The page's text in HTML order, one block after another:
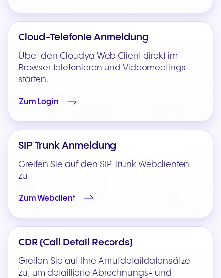
Cloud-Telefonie Anmeldung
Über den Cloudya Web Client direkt im
Browser telefonieren und Videomeetings
starten.
Zum Login
SIP Trunk Anmeldung
Greifen Sie auf den SIP Trunk Webclienten
zu.
Zum Webclient
CDR (Call Detail Records)
Greifen Sie auf Ihre Anrufdetaildatensätze
zu, um detaillierte Abrechnungs- und